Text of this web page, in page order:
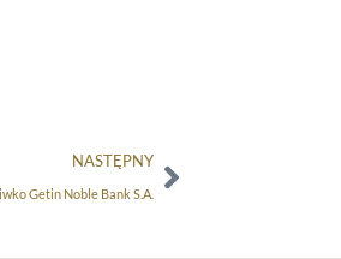
NASTĘPNY
Getin Noble Bank S.A.